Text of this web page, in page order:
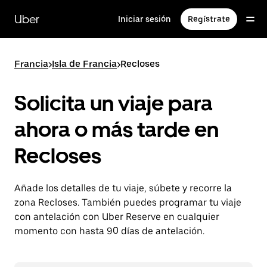
contenido
principal
Uber Iniciar sesión Regístrate
Francia>Isla de Francia>Recloses
Solicita un viaje para
ahora o más tarde en
Recloses
Añade los detalles de tu viaje, súbete y recorre la
zona Recloses. También puedes programar tu viaje
con antelación con Uber Reserve en cualquier
momento con hasta 90 días de antelación.